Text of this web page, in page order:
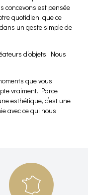
concevons est pensée
quotidien, que ce
un geste simple de
d’objets. Nous
que vous
vraiment. Parce
esthétique, c’est une
avec ce qui nous